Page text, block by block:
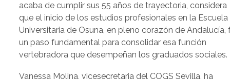
acaba de cumplir sus 55 años de trayectoria, considera
que el inicio de los estudios profesionales en la Escuela
Universitaria de Osuna, en pleno corazón de Andalucía,
un paso fundamental para consolidar esa función
vertebradora que desempeñan los graduados sociales.
Vanessa Molina, vicesecretaria del COGS Sevilla, ha